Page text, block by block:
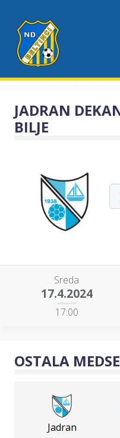
JADRAN
BILJE
Sreda
17.4.2024
17:00
OSTALA
Jadran